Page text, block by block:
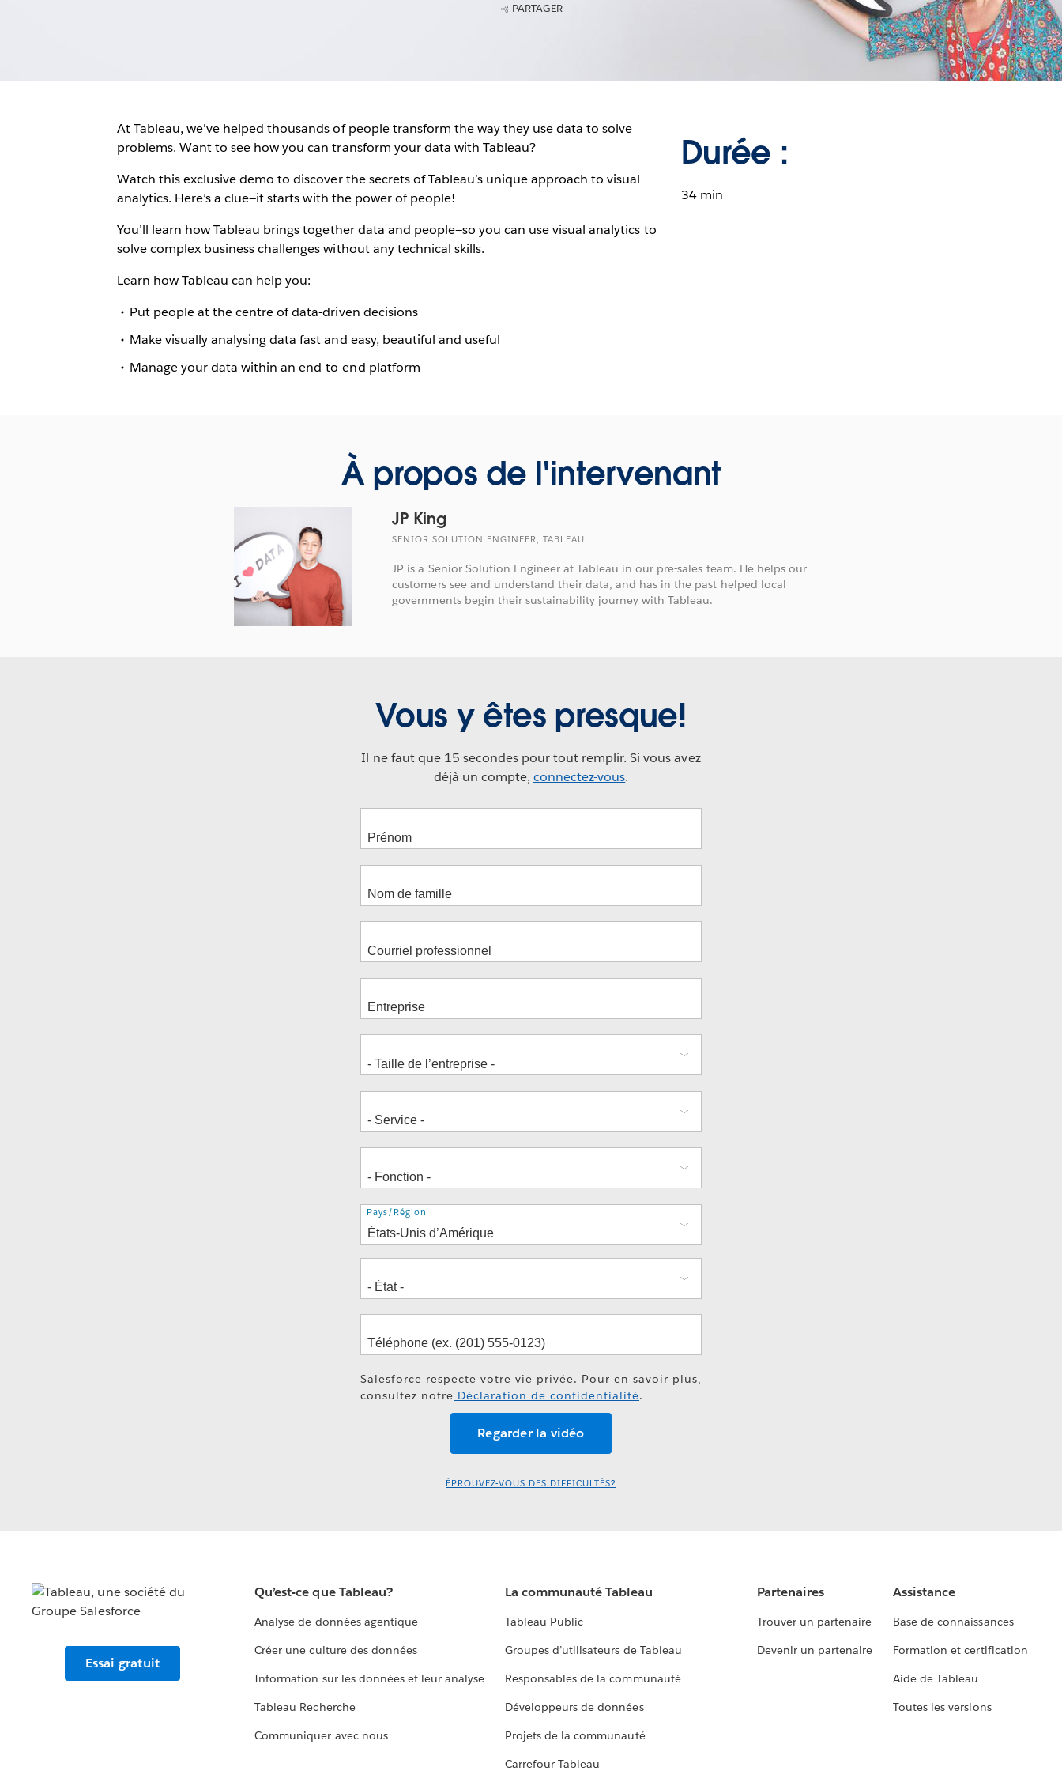
PARTAGER
At Tableau, we've helped thousands of people transform the way they use data to solve
problems. Want to see how you can transform your data with Tableau?
Watch this exclusive demo to discover the secrets of Tableau’s unique approach to visual
analytics. Here’s a clue—it starts with the power of people!
You’ll learn how Tableau brings together data and people—so you can use visual analytics to
solve complex business challenges without any technical skills.
Learn how Tableau can help you:
Put people at the centre of data-driven decisions
Make visually analysing data fast and easy, beautiful and useful
Manage your data within an end-to-end platform
Durée :
34 min
À propos de l'intervenant
JP King
SENIOR SOLUTION ENGINEER, TABLEAU
JP is a Senior Solution Engineer at Tableau in our pre-sales team. He helps our
customers see and understand their data, and has in the past helped local
governments begin their sustainability journey with Tableau.
Vous y êtes presque!
Il ne faut que 15 secondes pour tout remplir. Si vous avez
déjà un compte, connectez-vous.
Adresse
Pays/Région
Salesforce respecte votre vie privée. Pour en savoir plus,
consultez notre Déclaration de confidentialité.
ÉPROUVEZ-VOUS DES DIFFICULTÉS?
Essai gratuit
Qu’est-ce que Tableau?
Analyse de données agentique
Créer une culture des données
Information sur les données et leur analyse
Tableau Recherche
Communiquer avec nous
La communauté Tableau
Tableau Public
Groupes d’utilisateurs de Tableau
Responsables de la communauté
Développeurs de données
Projets de la communauté
Carrefour Tableau
Partenaires
Trouver un partenaire
Devenir un partenaire
Assistance
Base de connaissances
Formation et certification
Aide de Tableau
Toutes les versions